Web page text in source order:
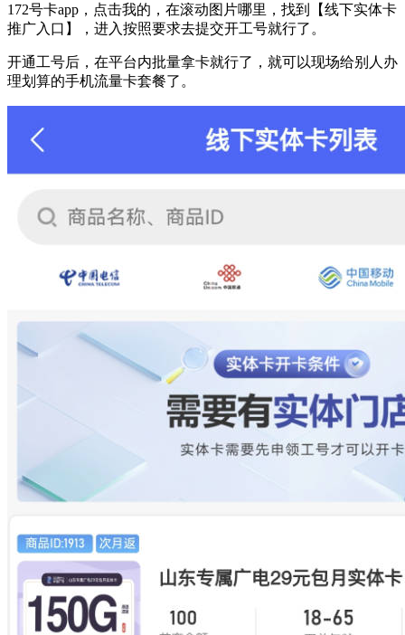
172号卡app，点击我的，在滚动图片哪里，找到【线下实体卡
推广入口】，进入按照要求去提交开工号就行了。
开通工号后，在平台内批量拿卡就行了，就可以现场给别人办
理划算的手机流量卡套餐了。